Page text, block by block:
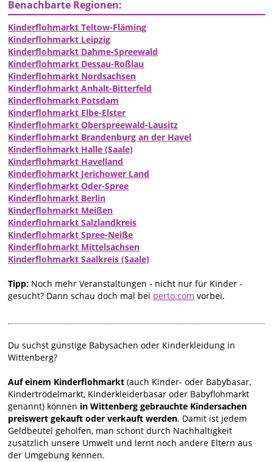
Benachbarte Regionen:
Kinderflohmarkt Teltow-Fläming
Kinderflohmarkt Leipzig
Kinderflohmarkt Dahme-Spreewald
Kinderflohmarkt Dessau-Roßlau
Kinderflohmarkt Nordsachsen
Kinderflohmarkt Anhalt-Bitterfeld
Kinderflohmarkt Potsdam
Kinderflohmarkt Elbe-Elster
Kinderflohmarkt Oberspreewald-Lausitz
Kinderflohmarkt Brandenburg an der Havel
Kinderflohmarkt Halle (Saale)
Kinderflohmarkt Havelland
Kinderflohmarkt Jerichower Land
Kinderflohmarkt Oder-Spree
Kinderflohmarkt Berlin
Kinderflohmarkt Meißen
Kinderflohmarkt Salzlandkreis
Kinderflohmarkt Spree-Neiße
Kinderflohmarkt Mittelsachsen
Kinderflohmarkt Saalkreis (Saale)
Tipp: Noch mehr Veranstaltungen - nicht nur für Kinder -
gesucht? Dann schau doch mal bei perto.com vorbei.
Du suchst günstige Babysachen oder Kinderkleidung in
Wittenberg?
Auf einem Kinderflohmarkt (auch Kinder- oder Babybasar,
Kindertrödelmarkt, Kinderkleiderbasar oder Babyflohmarkt
genannt) können in Wittenberg gebrauchte Kindersachen
preiswert gekauft oder verkauft werden. Damit ist jedem
Geldbeutel geholfen, man schont durch Nachhaltigkeit
zusätzlich unsere Umwelt und lernt noch andere Eltern aus
der Umgebung kennen.